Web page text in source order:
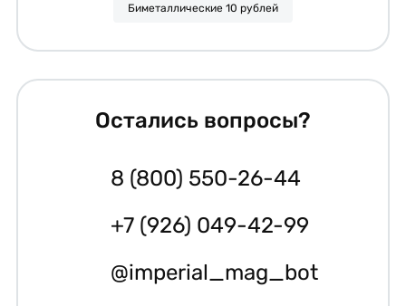
Биметаллические 10 рублей
Остались вопросы?
8 (800) 550-26-44
+7 (926) 049-42-99
@imperial_mag_bot